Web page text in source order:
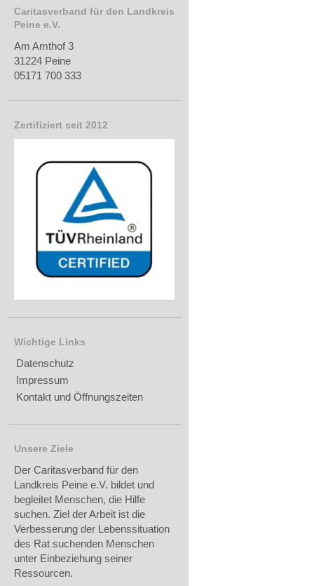
Caritasverband für den Landkreis
Peine e.V.
Am Amthof 3
31224 Peine
05171 700 333
Zertifiziert seit 2012
Wichtige Links
Datenschutz
Impressum
Kontakt und Öffnungszeiten
Unsere Ziele
Der Caritasverband für den
Landkreis Peine e.V. bildet und
begleitet Menschen, die Hilfe
suchen. Ziel der Arbeit ist die
Verbesserung der Lebenssituation
des Rat suchenden Menschen
unter Einbeziehung seiner
Ressourcen.